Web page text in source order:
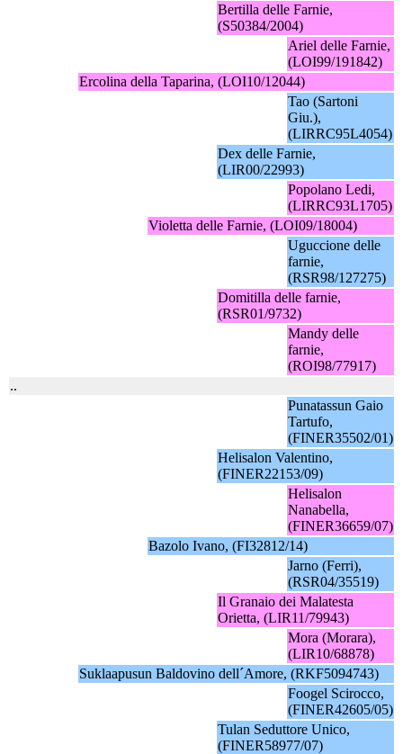
Bertilla delle Farnie,
(S50384/2004)
Ariel delle Farnie,
(LOI99/191842)
Ercolina della Taparina, (LOI10/12044)
Tao (Sartoni
Giu.),
(LIRRC95L4054)
Dex delle Farnie,
(LIR00/22993)
Popolano Ledi,
(LIRRC93L1705)
Violetta delle Farnie, (LOI09/18004)
Uguccione delle
farnie,
(RSR98/127275)
Domitilla delle farnie,
(RSR01/9732)
Mandy delle
farnie,
(ROI98/77917)
..
Punatassun Gaio
Tartufo,
(FINER35502/01)
Helisalon Valentino,
(FINER22153/09)
Helisalon
Nanabella,
(FINER36659/07)
Bazolo Ivano, (FI32812/14)
Jarno (Ferri),
(RSR04/35519)
Il Granaio dei Malatesta
Orietta, (LIR11/79943)
Mora (Morara),
(LIR10/68878)
Suklaapusun Baldovino dell´Amore, (RKF5094743)
Foogel Scirocco,
(FINER42605/05)
Tulan Seduttore Unico,
(FINER58977/07)